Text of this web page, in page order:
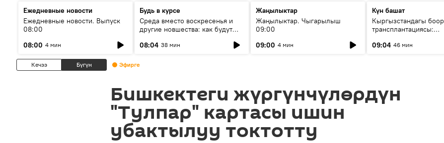
Ежедневные новости
Ежедневные новости. Выпуск
08:00
08:00 4 мин
Будь в курсе
Среда вместо воскресенья и
другие новшества: как будут
08:04 38 мин
Жаңылыктар
Жаңылыктар. Чыгарылыш
09:00
09:00 4 мин
Күн башат
Кыргызстандагы боор
трансплантациясы:
келечеги
09:04 46 мин
Кечээ Бүгүн Эфирге
Бишкектеги жүргүнчүлөрдүн
"Тулпар" картасы ишин
убактылуу токтотту